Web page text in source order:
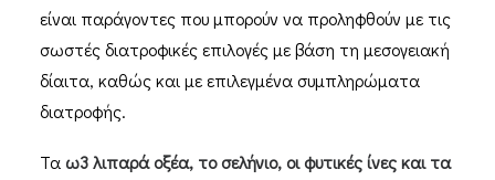
είναι παράγοντες που μπορούν να προληφθούν με τις
σωστές διατροφικές επιλογές με βάση τη μεσογειακή
δίαιτα, καθώς και με επιλεγμένα συμπληρώματα
διατροφής.
Τα ω3 λιπαρά οξέα, το σελήνιο, οι φυτικές ίνες και τα